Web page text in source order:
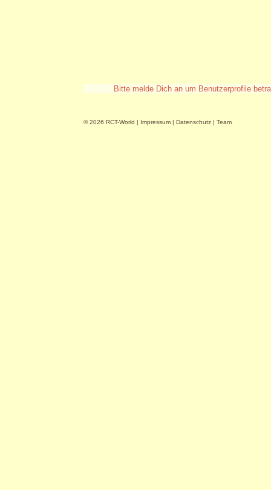
Bitte melde Dich an um Benutzerprofile
© 2026 RCT-World | Impressum | Datenschutz | Team